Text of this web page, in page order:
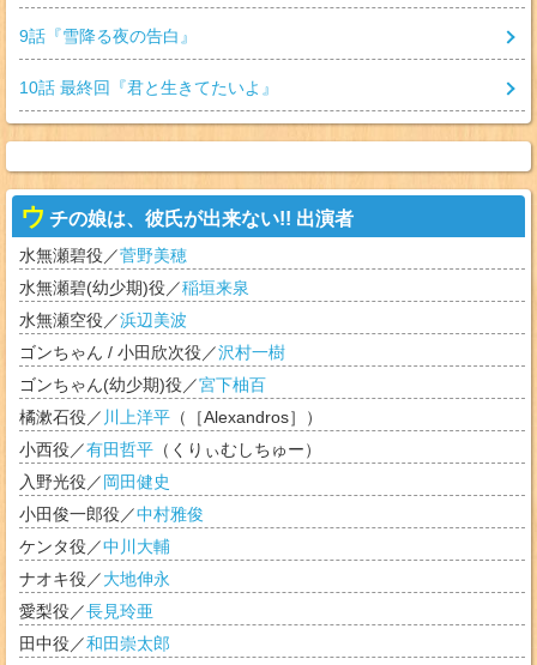
9話『雪降る夜の告白 』
10話 最終回『君と生きてたいよ 』
ウ チの娘は、彼氏が出来ない!! 出演者
水無瀬碧役／菅野美穂
水無瀬碧(幼少期)役／稲垣来泉
水無瀬空役／浜辺美波
ゴンちゃん / 小田欣次役／沢村一樹
ゴンちゃん(幼少期)役／宮下柚百
橘漱石役／ 川上洋平 （ ［Alexandros］
）
小西役／有田哲平 （ くりぃむしちゅー）
入野光役／ 岡田健史
小田俊一郎役／中村雅俊
ケンタ役／中川大輔
ナオキ役／大地伸永
愛梨役／長見玲亜
田中役／和田崇太郎